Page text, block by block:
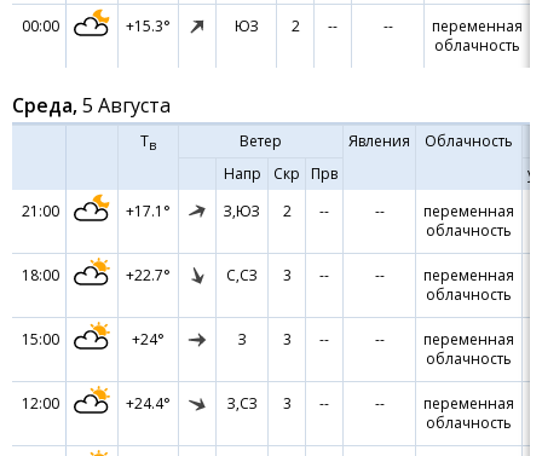
00:00 +15.3° ЮЗ 2 -- --
переменная
облачность
Среда,5 Августа
Тв Ветер Явления
Облачность
Напр
Скр Прв
21:00
+17.1° З,ЮЗ 2 -- --
переменная
облачность
18:00 +22.7° С,СЗ 3 -- --
переменная
облачность
15:00 +24° З 3 -- --
переменная
облачность
12:00 +24.4° З,СЗ 3 -- --
переменная
облачность